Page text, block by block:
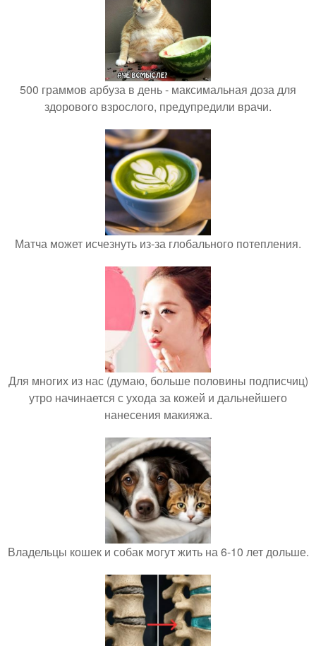
500 граммов арбуза в день - максимальная доза для
здорового взрослого, предупредили врачи.
Матча может исчезнуть из-за глобального потепления.
Для многих из нас (думаю, больше половины подписчиц)
утро начинается с ухода за кожей и дальнейшего
нанесения макияжа.
Владельцы кошек и собак могут жить на 6-10 лет дольше.